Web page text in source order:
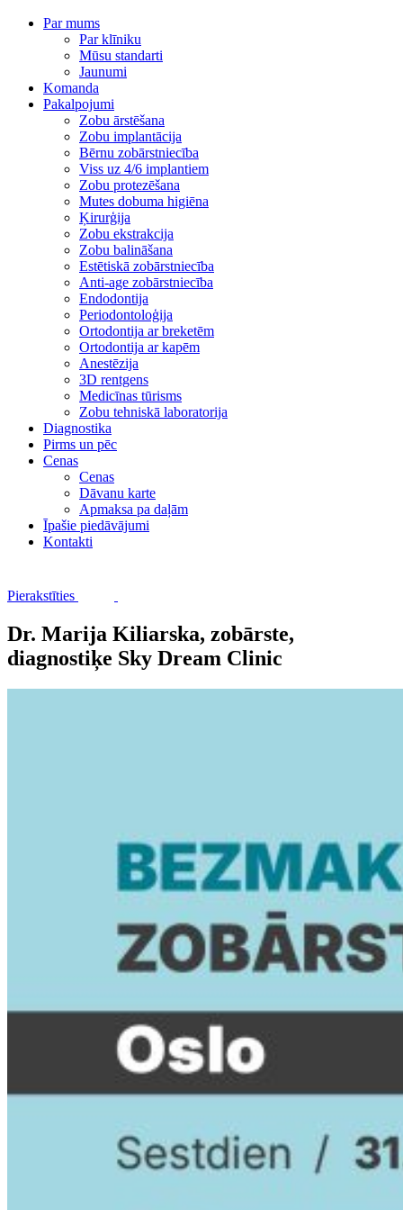
Par mums
Par klīniku
Mūsu standarti
Jaunumi
Komanda
Pakalpojumi
Zobu ārstēšana
Zobu implantācija
Bērnu zobārstniecība
Viss uz 4/6 implantiem
Zobu protezēšana
Mutes dobuma higiēna
Ķirurģija
Zobu ekstrakcija
Zobu balināšana
Estētiskā zobārstniecība
Anti-age zobārstniecība
Endodontija
Periodontoloģija
Ortodontija ar breketēm
Ortodontija ar kapēm
Anestēzija
3D rentgens
Medicīnas tūrisms
Zobu tehniskā laboratorija
Diagnostika
Pirms un pēc
Cenas
Cenas
Dāvanu karte
Apmaksa pa daļām
Īpašie piedāvājumi
Kontakti
Pierakstīties
Dr. Marija Kiliarska, zobārste,
diagnostiķe Sky Dream Clinic